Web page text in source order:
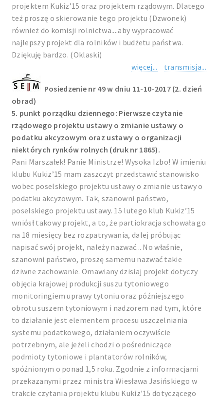
projektem Kukiz’15 oraz projektem rządowym. Dlatego
też proszę o skierowanie tego projektu (Dzwonek)
również do komisji rolnictwa....aby wypracować
najlepszy projekt dla rolników i budżetu państwa.
Dziękuję bardzo. (Oklaski)
więcej...
transmisja...
Posiedzenie nr 49 w dniu 11-10-2017 (2. dzień
obrad)
5. punkt porządku dziennego: Pierwsze czytanie
rządowego projektu ustawy o zmianie ustawy o
podatku akcyzowym oraz ustawy o organizacji
niektórych rynków rolnych (druk nr 1865).
Pani Marszałek! Panie Ministrze! Wysoka Izbo! W imieniu
klubu Kukiz’15 mam zaszczyt przedstawić stanowisko
wobec poselskiego projektu ustawy o zmianie ustawy o
podatku akcyzowym. Tak, szanowni państwo,
poselskiego projektu ustawy. 15 lutego klub Kukiz’15
wniósł takowy projekt, a to, że partiokracja schowała go
na 18 miesięcy bez rozpatrywania, dalej próbując
napisać swój projekt, należy nazwać... No właśnie,
szanowni państwo, proszę samemu nazwać takie
dziwne zachowanie. Omawiany dzisiaj projekt dotyczy
objęcia krajowej produkcji suszu tytoniowego
monitoringiem uprawy tytoniu oraz późniejszego
obrotu suszem tytoniowym i nadzorem nad tym, które
to działanie jest elementem procesu uszczelniania
systemu podatkowego, działaniem oczywiście
potrzebnym, ale jeżeli chodzi o pośredniczące
podmioty tytoniowe i plantatorów rolników,
spóźnionym o ponad 1,5 roku. Zgodnie z informacjami
przekazanymi przez ministra Wiesława Jasińskiego w
trakcie czytania projektu klubu Kukiz’15 dotyczącego